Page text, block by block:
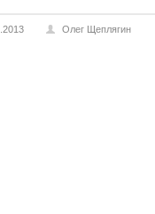
Олег Щеплягин